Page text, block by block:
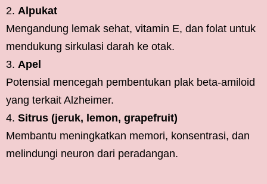
Alpukat
Mengandung lemak sehat, vitamin E, dan folat untuk
mendukung sirkulasi darah ke otak.
Apel
Potensial mencegah pembentukan plak beta-amiloid
yang terkait Alzheimer.
Sitrus (jeruk, lemon, grapefruit)
Membantu meningkatkan memori, konsentrasi, dan
melindungi neuron dari peradangan.